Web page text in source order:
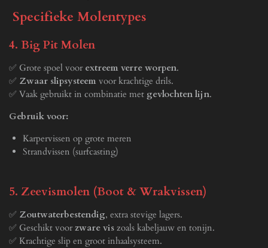
Specifieke Molentypes
4. Big Pit Molen
✅ Grote spoel voor extreem verre worpen.
✅ Zwaar slipsysteem voor krachtige drils.
✅ Vaak gebruikt in combinatie met gevlochten lijn.
Gebruik voor:
Karpervissen op grote meren
Strandvissen (surfcasting)
5. Zeevismolen (Boot & Wrakvissen)
✅ Zoutwaterbestendig, extra stevige lagers.
✅ Geschikt voorzware vis zoals kabeljauw en tonijn.
✅ Krachtige slip en groot inhaalsysteem.